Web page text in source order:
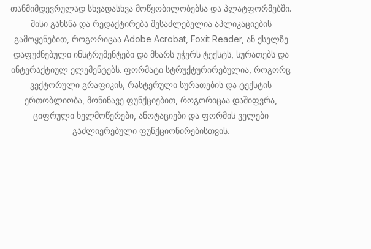
თანმიმდევრულად სხვადასხვა მოწყობილობებსა და პლატფორმებში.
მისი გახსნა და რედაქტირება შესაძლებელია აპლიკაციების
გამოყენებით, როგორიცაა Adobe Acrobat, Foxit Reader, ან ქსელზე
დაფუძნებული ინსტრუმენტები და მხარს უჭერს ტექსტს, სურათებს და
ინტერაქტიულ ელემენტებს. ფორმატი სტრუქტურირებულია, როგორც
ვექტორული გრაფიკის, რასტერული სურათების და ტექსტის
ერთობლიობა, მოწინავე ფუნქციებით, როგორიცაა დაშიფვრა,
ციფრული ხელმოწერები, ანოტაციები და ფორმის ველები
გაძლიერებული ფუნქციონირებისთვის.